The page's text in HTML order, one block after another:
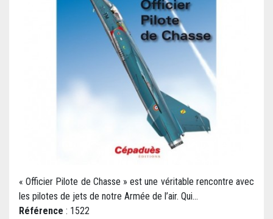
« Officier Pilote de Chasse » est une véritable rencontre avec
les pilotes de jets de notre Armée de l’air. Qui...
Référence : 1522